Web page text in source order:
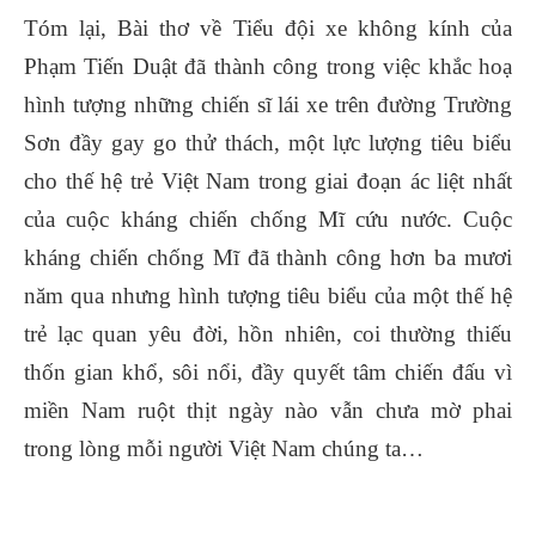
Tóm lại, Bài thơ về Tiểu đội xe không kính của
Phạm Tiến Duật đã thành công trong việc khắc hoạ
hình tượng những chiến sĩ lái xe trên đường Trường
Sơn đầy gay go thử thách, một lực lượng tiêu biểu
cho thế hệ trẻ Việt Nam trong giai đoạn ác liệt nhất
của cuộc kháng chiến chống Mĩ cứu nước. Cuộc
kháng chiến chống Mĩ đã thành công hơn ba mươi
năm qua nhưng hình tượng tiêu biểu của một thế hệ
trẻ lạc quan yêu đời, hồn nhiên, coi thường thiếu
thốn gian khổ, sôi nổi, đầy quyết tâm chiến đấu vì
miền Nam ruột thịt ngày nào vẫn chưa mờ phai
trong lòng mỗi người Việt Nam chúng ta…